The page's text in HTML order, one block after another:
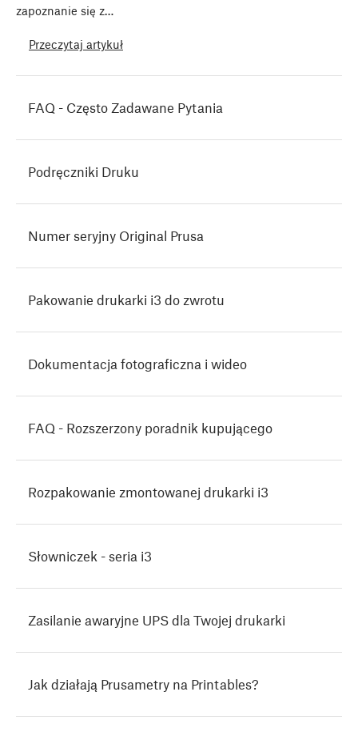
zapoznanie się z…
Przeczytaj artykuł
FAQ - Często Zadawane Pytania
Podręczniki Druku
Numer seryjny Original Prusa
Pakowanie drukarki i3 do zwrotu
Dokumentacja fotograficzna i wideo
FAQ - Rozszerzony poradnik kupującego
Rozpakowanie zmontowanej drukarki i3
Słowniczek - seria i3
Zasilanie awaryjne UPS dla Twojej drukarki
Jak działają Prusametry na Printables?